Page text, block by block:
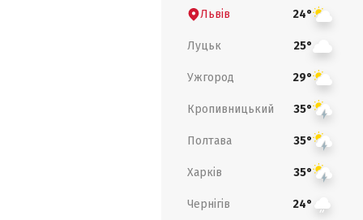
Львів 24°
Луцьк 25°
Ужгород 29°
Кропивницький 35°
Полтава 35°
Харків 35°
Чернігів 24°